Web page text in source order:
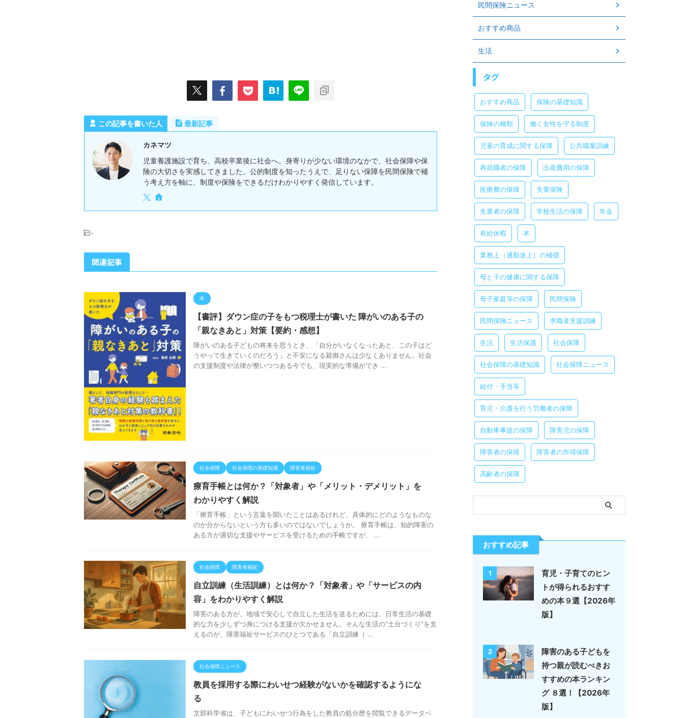
この記事を書いた人 最新記事
カネマツ
児童養護施設で育ち、高校卒業後に社会へ。身寄りが少ない環境のなかで、社会保障や保
険の大切さを実感してきました。公的制度を知ったうえで、足りない保障を民間保険で補
う考え方を軸に、制度や保険をできるだけわかりやすく発信しています。
-
関連記事
本
【書評】ダウン症の子をもつ税理士が書いた 障がいのある子の
「親なきあと」対策【要約・感想】
障がいのある子どもの将来を思うとき、「自分がいなくなったあと、この子はど
うやって生きていくのだろう」と不安になる親御さんは少なくありません。社会
の支援制度や法律が整いつつある今でも、現実的な準備ができ ...
社会保障 社会保障の基礎知識 障害者福祉
療育手帳とは何か？「対象者」や「メリット・デメリット」を
わかりやすく解説
「療育手帳」という言葉を聞いたことはあるけれど、具体的にどのようなものな
のか分からないという方も多いのではないでしょうか。 療育手帳は、知的障害の
ある方が適切な支援やサービスを受けるための手帳ですが、 ...
社会保障 障害者福祉
自立訓練（生活訓練）とは何か？「対象者」や「サービスの内
容」をわかりやすく解説
障害のある方が、地域で安心して自立した生活を送るためには、日常生活の基礎
的な力を少しずつ身につける支援が欠かせません。そんな生活の“土台づくり”を支
えるのが、障害福祉サービスのひとつである「自立訓練（ ...
社会保障ニュース
教員を採用する際にわいせつ経験がないかを確認するようにな
る
文部科学省は、子どもにわいせつ行為をした教員の処分歴を閲覧できるデータベ
民間保険ニュース
おすすめ商品
生活
タグ
おすすめ商品 保険の基礎知識
保険の種類 働く女性を守る制度
児童の育成に関する保障 公共職業訓練
再就職者の保障 出産費用の保障
医療費の保障 失業保険
失業者の保障 学校生活の保障 年金
有給休暇 本
業務上（通勤途上）の補償
母と子の健康に関する保障
母子家庭等の保障 民間保険
民間保険ニュース 求職者支援訓練
生活 生活保護 社会保障
社会保障の基礎知識 社会保障ニュース
給付・手当等
育児・介護を行う労働者の保障
自動車事故の保障 障害児の保障
障害者の保障 障害者の所得保障
高齢者の保障
おすすめ記事
1
育児・子育てのヒン
トが得られるおすす
めの本９選【2026年
版】
2
障害のある子どもを
持つ親が読むべきお
すすめの本ランキン
グ ８選！【2026年
版】